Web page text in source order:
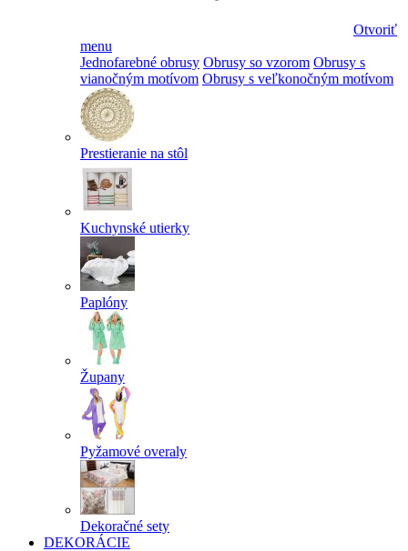
Otvoriť
menu
Jednofarebné obrusy Obrusy so vzorom Obrusy s
vianočným motívom Obrusy s veľkonočným motívom
Prestieranie na stôl
Kuchynské utierky
Paplóny
Župany
Pyžamové overaly
Dekoračné sety
DEKORÁCIE